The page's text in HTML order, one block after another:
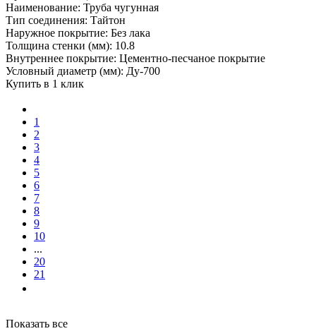
Наименование: Труба чугунная
Тип соединения: Тайтон
Наружное покрытие: Без лака
Толщина стенки (мм): 10.8
Внутреннее покрытие: Цементно-песчаное покрытие
Условный диаметр (мм): Ду-700
Купить в 1 клик
1
2
3
4
5
6
7
8
9
10
...
20
21
Показать все